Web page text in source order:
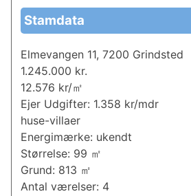
Stamdata
Elmevangen 11, 7200 Grindsted
1.245.000 kr.
12.576 kr/㎡
Ejer Udgifter: 1.358 kr/mdr
huse-villaer
Energimærke: ukendt
Størrelse: 99 ㎡
Grund: 813 ㎡
Antal værelser: 4